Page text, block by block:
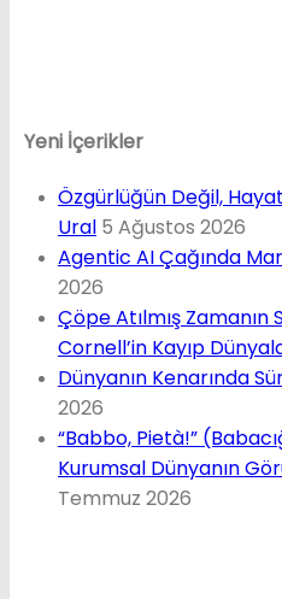
Yeni İçerikler
Özgürlüğün Değil,
Ural 5 Ağustos 2026
Agentic AI Çağında
2026
Çöpe Atılmış Zamanın
Cornell’in Kayıp
Dünyanın Kenarında
2026
“Babbo, Pietà!”
Kurumsal Dünyanın
Temmuz 2026